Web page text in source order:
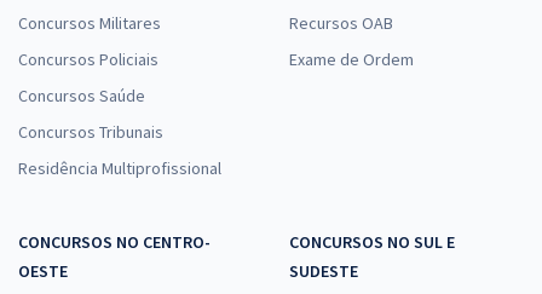
Concursos Militares
Concursos Policiais
Concursos Saúde
Concursos Tribunais
Residência Multiprofissional
Recursos OAB
Exame de Ordem
CONCURSOS NO CENTRO-
OESTE
CONCURSOS NO SUL E
SUDESTE